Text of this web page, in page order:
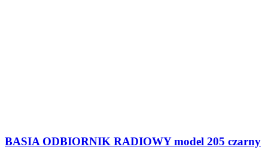
BASIA ODBIORNIK RADIOWY model 205 czarny